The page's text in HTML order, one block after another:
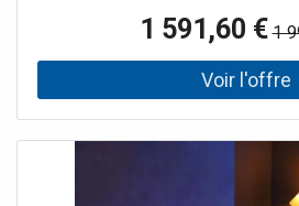
une détente absolue. Le spot
sur tablier diffusent leur lumière
de bain toute entière et
thérapeutiques ! Le + : ses
1 591,60 € 1